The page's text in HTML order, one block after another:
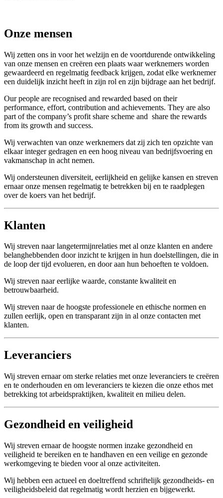
Onze mensen
Wij zetten ons in voor het welzijn en de voortdurende ontwikkeling
van onze mensen en creëren een plaats waar werknemers worden
gewaardeerd en regelmatig feedback krijgen, zodat elke werknemer
een duidelijk inzicht heeft in zijn rol en zijn bijdrage aan het bedrijf.
Our people are recognised and rewarded based on their
performance, effort, contribution and achievements. They are also
part of the company’s profit share scheme and share the rewards
from its growth and success.
Wij verwachten van onze werknemers dat zij zich ten opzichte van
elkaar integer gedragen en een hoog niveau van bedrijfsvoering en
vakmanschap in acht nemen.
Wij ondersteunen diversiteit, eerlijkheid en gelijke kansen en streven
ernaar onze mensen regelmatig te betrekken bij en te raadplegen
over de koers van het bedrijf.
Klanten
Wij streven naar langetermijnrelaties met al onze klanten en andere
belanghebbenden door inzicht te krijgen in hun doelstellingen, die in
de loop der tijd evolueren, en door aan hun behoeften te voldoen.
Wij streven naar eerlijke waarde, constante kwaliteit en
betrouwbaarheid.
Wij streven naar de hoogste professionele en ethische normen en
zullen eerlijk, open en transparant zijn in al onze contacten met
klanten.
Leveranciers
Wij streven ernaar om sterke relaties met onze leveranciers te creëren
en te onderhouden en om leveranciers te kiezen die onze ethos met
betrekking tot arbeidspraktijken, kwaliteit en milieu delen.
Gezondheid en veiligheid
Wij streven ernaar de hoogste normen inzake gezondheid en
veiligheid te bereiken en te handhaven en een veilige en gezonde
werkomgeving te bieden voor al onze activiteiten.
Wij hebben een actueel en doeltreffend schriftelijk gezondheids- en
veiligheidsbeleid dat regelmatig wordt herzien en bijgewerkt.